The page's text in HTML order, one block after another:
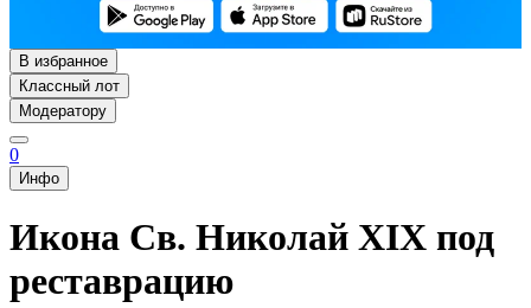
В избранное
Классный лот
Модератору
0
Инфо
Икона Св. Николай XIX под
реставрацию